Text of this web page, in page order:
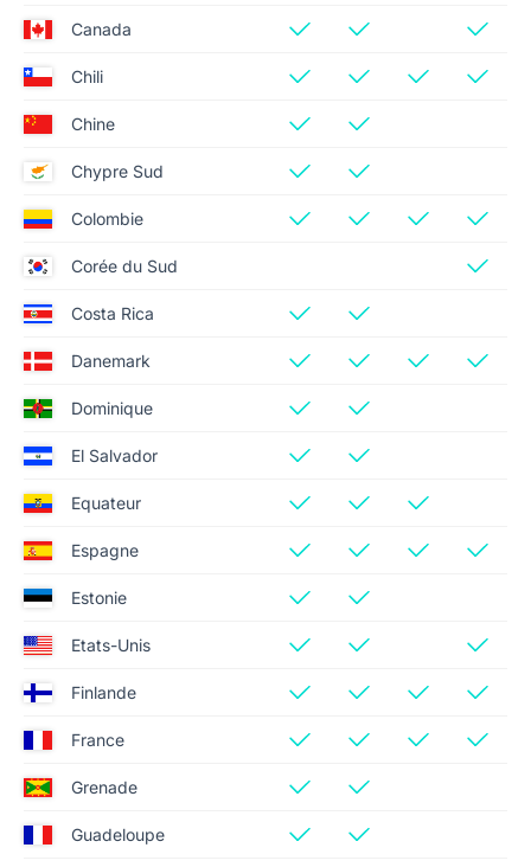
Canada
Chili
Chine
Chypre Sud
Colombie
Corée du Sud
Costa Rica
Danemark
Dominique
El Salvador
Equateur
Espagne
Estonie
Etats-Unis
Finlande
France
Grenade
Guadeloupe